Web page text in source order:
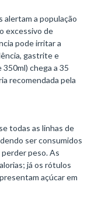
alertam a população
excessivo de
pode irritar a
gastrite e
chega a 35
recomendada pela
todas as linhas de
ser consumidos
peso. As
já os rótulos
açúcar em